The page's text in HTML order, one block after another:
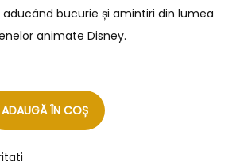
bucurie și amintiri din lumea
animate Disney.
ADAUGĂ ÎN COȘ